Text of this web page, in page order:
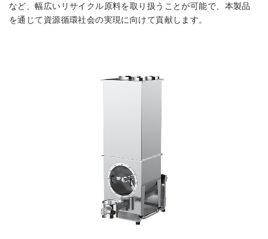
など、幅広いリサイクル原料を取り扱うことが可能で、本製品
を通じて資源循環社会の実現に向けて貢献します。